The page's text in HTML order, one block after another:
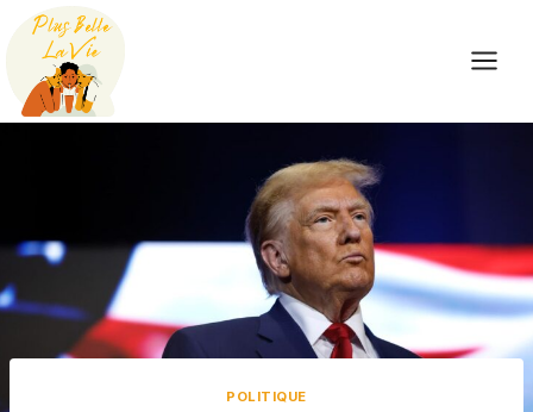
Skip
content
POLITIQUE